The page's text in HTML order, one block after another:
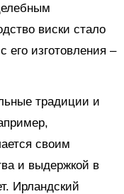
виски стало
его изготовления –
традиции и
своим
и выдержкой в
Ирландский